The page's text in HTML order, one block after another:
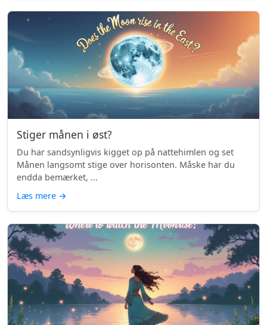
Stiger månen i øst?
Du har sandsynligvis kigget op på nattehimlen og set
Månen langsomt stige over horisonten. Måske har du
endda bemærket, ...
Læs mere →